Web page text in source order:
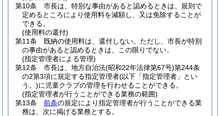
第10条
市長は、特別な事由があると認めるときは、規則で
定めるところにより使用料を減額し、又は免除することが
できる。
(使用料の還付)
第11条
既納の使用料は、還付しない。 ただし、市長が特別
の事由があると認めるときは、この限りでない。
(指定管理者による管理)
第12条
市長は、地方自治法(昭和22年法律第67号)第244条
の2第3項に規定する指定管理者(以下「指定管理者」とい
う。)に児童クラブの管理を行わせることができる。
(指定管理者が行うことができる業務の範囲)
第13条
前条の規定により指定管理者が行うことができる業
務は、次に掲げる業務とする。